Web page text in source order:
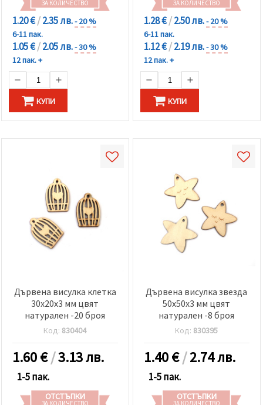
ЗА КОЛИЧЕСТВО
1.20 €/2.35 лв.- 20 %
6-11 пак.
1.05 €/2.05 лв.- 30 %
12 пак. +
КУПИ
ЗА КОЛИЧЕСТВО
1.28 €/2.50 лв.- 20 %
6-11 пак.
1.12 €/2.19 лв.- 30 %
12 пак. +
КУПИ
Дървена висулка клетка
30x20x3 мм цвят
натурален -20 броя
Код: 830404
1.60€/3.13 лв.
1-5 пак.
ОТСТЪПКИ
ЗА КОЛИЧЕСТВО
Дървена висулка звезда
50x50x3 мм цвят
натурален -8 броя
Код: 830395
1.40€/2.74 лв.
1-5 пак.
ОТСТЪПКИ
ЗА КОЛИЧЕСТВО